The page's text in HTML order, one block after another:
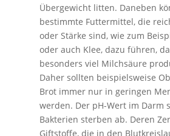
Übergewicht litten. Daneben
bestimmte Futtermittel, die
oder Stärke sind, wie zum
oder auch Klee, dazu führen,
besonders viel Milchsäure
Daher sollten beispielsweise
Brot immer nur in geringen
werden. Der pH-Wert im Darm
Bakterien sterben ab. Deren
Giftstoffe, die in den